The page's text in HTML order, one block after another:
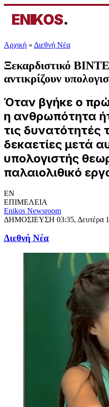
ENIKOS.
Αρχική » Διεθνή Νέα
Ξεκαρδιστικό
αντικρίζουν
Όταν βγήκε ο
η ανθρωπότητα
τις δυνατότητές
δεκαετίες μετά
υπολογιστής
παλαιολιθικό
EN
ΕΠΙΜΕΛΕΙΑ
Enikos Newsroom
ΔΗΜΟΣΙΕΥΣΗ 03:35, Δευτέρα
Διεθνή Νέα